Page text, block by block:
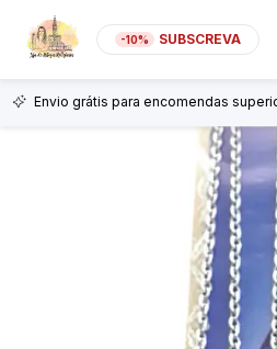
-10% SUBSCREVA
Envio grátis para encomendas